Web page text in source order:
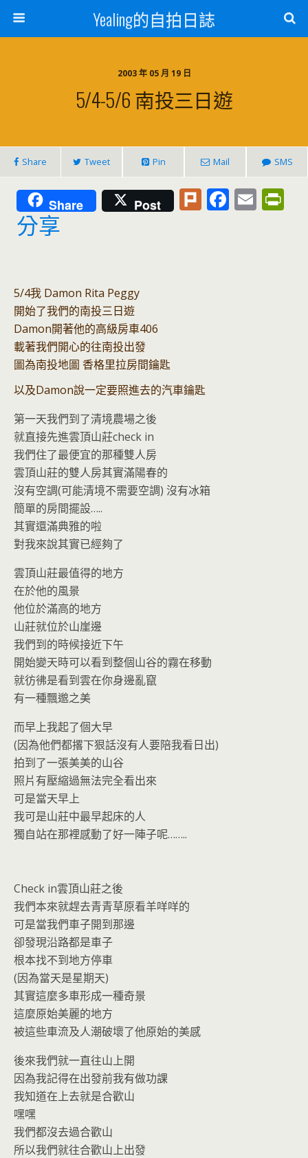
Yealing的自拍日誌
2003 年 05 月 19 日
5/4-5/6 南投三日遊
Share Tweet Pin Mail SMS
Share Post Pl F E
分享
5/4我 Damon Rita Peggy
開始了我們的南投三日遊
Damon開著他的高級房車406
載著我們開心的往南投出發
圖為南投地圖 香格里拉房間鑰匙
以及Damon說一定要照進去的汽車鑰匙
第一天我們到了清境農場之後
就直接先進雲頂山莊check in
我們住了最便宜的那種雙人房
雲頂山莊的雙人房其實滿陽春的
沒有空調(可能清境不需要空調) 沒有冰箱
簡單的房間擺設…..
其實還滿典雅的啦
對我來說其實已經夠了
雲頂山莊最值得的地方
在於他的風景
他位於滿高的地方
山莊就位於山崖邊
我們到的時候接近下午
開始變天時可以看到整個山谷的霧在移動
就彷彿是看到雲在你身邊亂竄
有一種飄邈之美
而早上我起了個大早
(因為他們都撂下狠話沒有人要陪我看日出)
拍到了一張美美的山谷
照片有壓縮過無法完全看出來
可是當天早上
我可是山莊中最早起床的人
獨自站在那裡感動了好一陣子呢……..
Check in雲頂山莊之後
我們本來就趕去青青草原看羊咩咩的
可是當我們車子開到那邊
卻發現沿路都是車子
根本找不到地方停車
(因為當天是星期天)
其實這麼多車形成一種奇景
這麼原始美麗的地方
被這些車流及人潮破壞了他原始的美感
後來我們就一直往山上開
因為我記得在出發前我有做功課
我知道在上去就是合歡山
嘿嘿
我們都沒去過合歡山
所以我們就往合歡山上出發